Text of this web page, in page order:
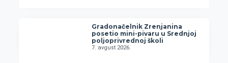
Gradonačelnik Zrenjanina
posetio mini-pivaru u Srednjoj
poljoprivrednoj školi
7. avgust 2026.